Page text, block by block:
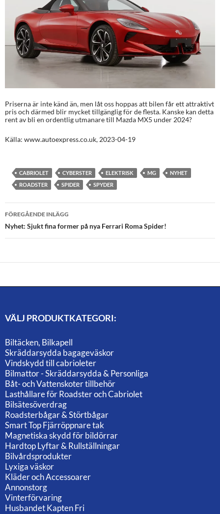
Priserna är inte känd än, men låt oss hoppas att bilen får ett attraktivt
pris och därmed blir mycket tillgänglig för de flesta. Kanske kan detta
rent av bli en ordentlig utmanare till Mazda MX5 under 2024?
Källa: www.autoexpress.co.uk, 2023-04-19
CABRIOLET CYBERSTER ELEKTRISK MG
NYHET
ROADSTER
SPIDER SPYDER
Inläggsnavigering
FÖREGÅENDE INLÄGG
Nyhet: Sjukt fina former på nya Ferrari Roma Spider!
VÄLJ PRODUKTKATEGORI:
Biltäcken, Bilkapell
Skräddarsydda bagageväskor
Vindskydd till cabrioleter
Bilmattor - Skräddarsydda & Personliga
Båt- och Vattenskoter tillbehör
Lasthållare för Roadster och Cabriolet
Bilsätesöverdrag
Roadsterbågar & Störtbågar
Smart Top Fjärröppnare tak
Magnetiska skydd för bildörrar
Hardtop Lyftar & Rullställningar
Bilvårdsprodukter
Lyxiga väskor
Kläder och Accessoarer
Annonstorg
Vinterförvaring
Husbandet Kapten Fri